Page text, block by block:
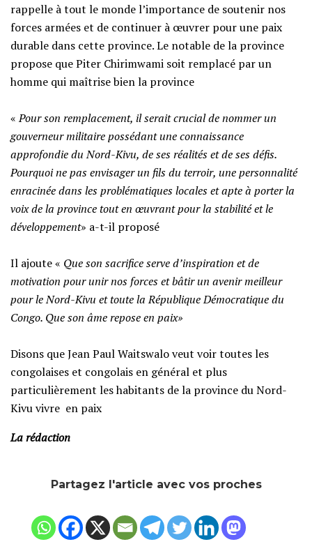
rappelle à tout le monde l’importance de soutenir nos
forces armées et de continuer à œuvrer pour une paix
durable dans cette province. Le notable de la province
propose que Piter Chirimwami soit remplacé par un
homme qui maîtrise bien la province
‎«Pour son remplacement, il serait crucial de nommer un
gouverneur militaire possédant une connaissance
approfondie du Nord-Kivu, de ses réalités et de ses défis.
Pourquoi ne pas envisager un fils du terroir, une personnalité
enracinée dans les problématiques locales et apte à porter la
voix de la province tout en œuvrant pour la stabilité et le
développement» a-t-il proposé
‎Il ajoute « Que son sacrifice serve d’inspiration et de
motivation pour unir nos forces et bâtir un avenir meilleur
pour le Nord-Kivu et toute la République Démocratique du
Congo. Que son âme repose en paix»
‎Disons que Jean Paul Waitswalo veut voir toutes les
congolaises et congolais en général et plus
particulièrement les habitants de la province du Nord-
Kivu vivre en paix
La rédaction
Partagez l'article avec vos proches